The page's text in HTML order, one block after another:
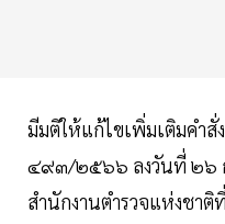
มีมติให้แก้ไขเพิ่มเติมคำสั่
๔๙๓/๒๕๖๖ ลงวันที่ ๒๖
สำนักงานตำรวจแห่งช